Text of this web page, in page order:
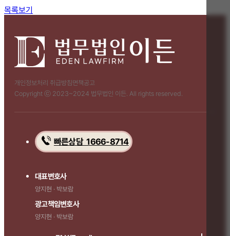
목록보기
개인정보처리 취급방침면책공고
Copyright ⓒ 2023~2024 법무법인 이든. All rights reserved.
빠른상담 1666-8714
대표변호사
양지현 · 박보람
광고책임변호사
양지현 · 박보람